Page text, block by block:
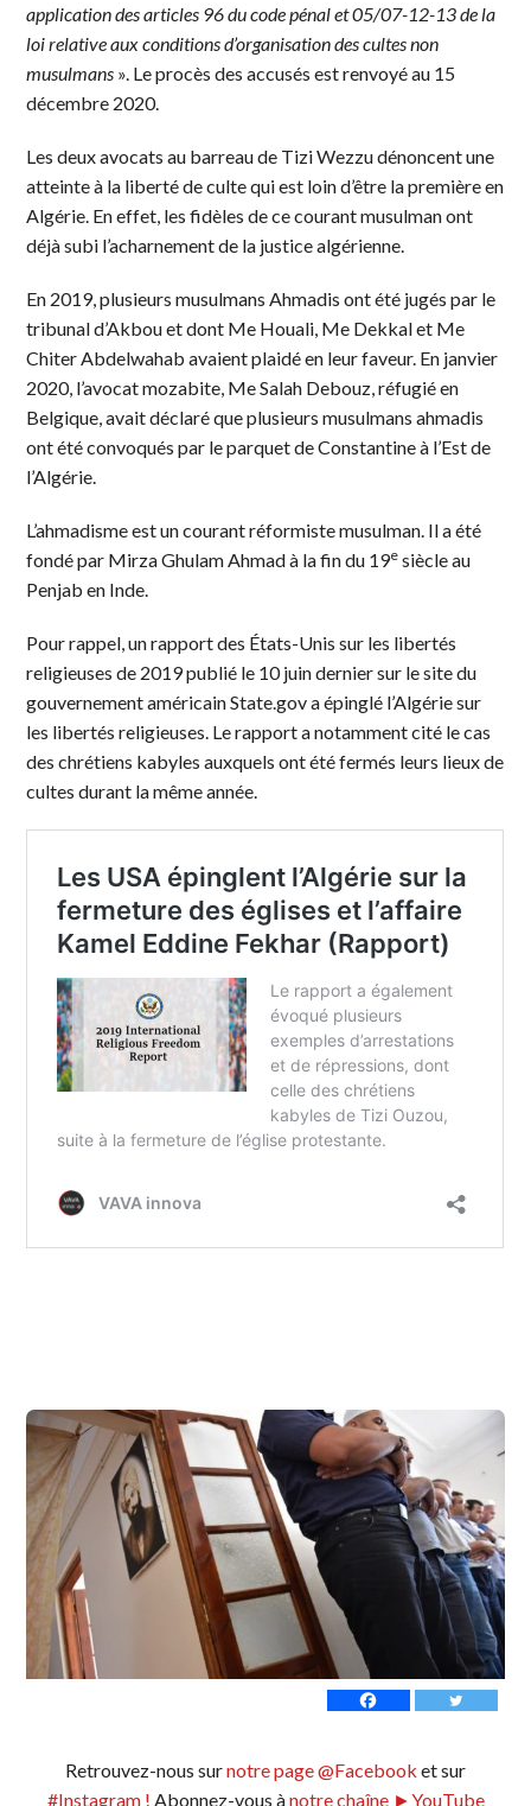
application des articles 96 du code pénal et 05/07-12-13 de la
loi relative aux conditions d’organisation des cultes non
musulmans ». Le procès des accusés est renvoyé au 15
décembre 2020.
Les deux avocats au barreau de Tizi Wezzu dénoncent une
atteinte à la liberté de culte qui est loin d’être la première en
Algérie. En effet, les fidèles de ce courant musulman ont
déjà subi l’acharnement de la justice algérienne.
En 2019, plusieurs musulmans Ahmadis ont été jugés par le
tribunal d’Akbou et dont Me Houali, Me Dekkal et Me
Chiter Abdelwahab avaient plaidé en leur faveur. En janvier
2020, l’avocat mozabite, Me Salah Debouz, réfugié en
Belgique, avait déclaré que plusieurs musulmans ahmadis
ont été convoqués par le parquet de Constantine à l’Est de
l’Algérie.
L’ahmadisme est un courant réformiste musulman. Il a été
fondé par Mirza Ghulam Ahmad à la fin du 19e siècle au
Penjab en Inde.
Pour rappel, un rapport des États-Unis sur les libertés
religieuses de 2019 publié le 10 juin dernier sur le site du
gouvernement américain State.gov a épinglé l’Algérie sur
les libertés religieuses. Le rapport a notamment cité le cas
des chrétiens kabyles auxquels ont été fermés leurs lieux de
cultes durant la même année.
Retrouvez-nous surnotre page @Facebook et sur
#Instagram ! Abonnez-vous ànotre chaîne ►YouTube